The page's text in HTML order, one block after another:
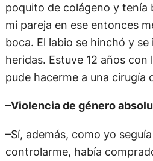
poquito de colágeno y tenía
mi pareja en ese entonces
boca. El labio se hinchó y
heridas. Estuve 12 años con
pude hacerme a una cirugía
–Violencia de género
–Sí, además, como yo
controlarme, había